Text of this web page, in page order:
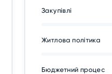
Закупівлі
Житлова політика
Бюджетний процес